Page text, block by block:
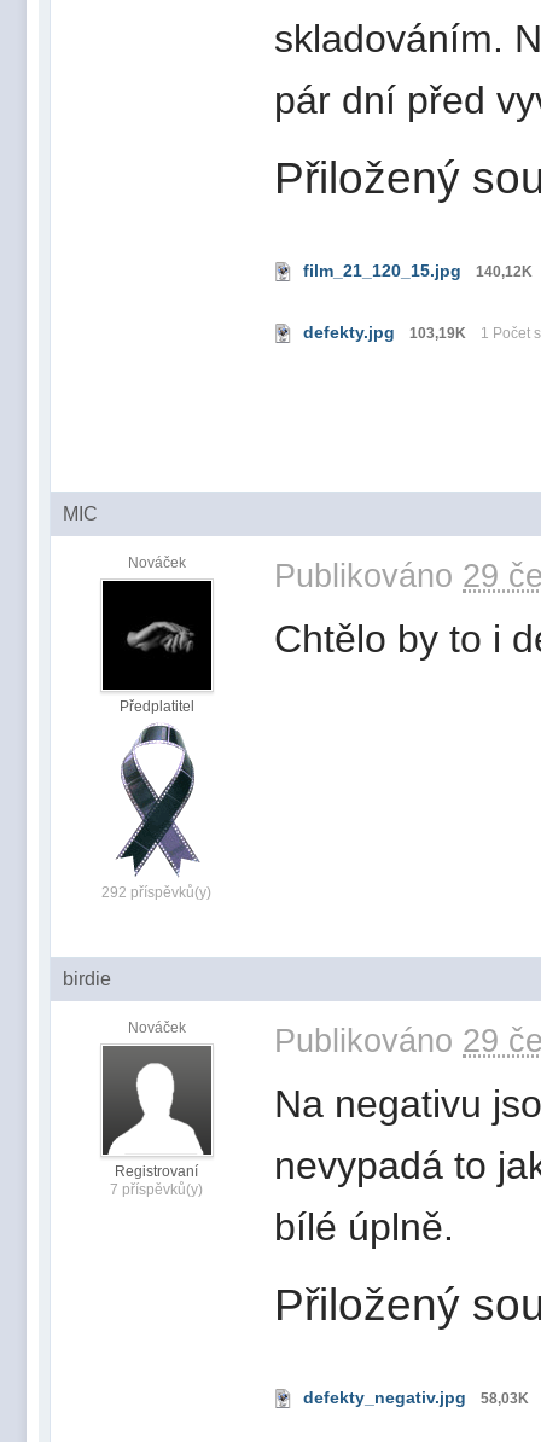
skladováním.
pár dní před
Přiložený
film_21_120_15.jpg 140,12K
defekty.jpg 103,19K 1 Počet
MIC
Nováček
Předplatitel
292 příspěvků(y)
Publikováno 29
Chtělo by to i
birdie
Nováček
Registrovaní
7 příspěvků(y)
Publikováno 29
Na negativu
nevypadá to
bílé úplně.
Přiložený
defekty_negativ.jpg 58,03K